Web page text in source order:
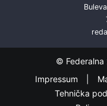
© Federalna
Impressum
Tehnička